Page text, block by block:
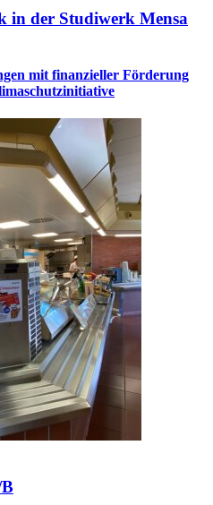
in der Studiwerk Mensa
mit finanzieller Förderung